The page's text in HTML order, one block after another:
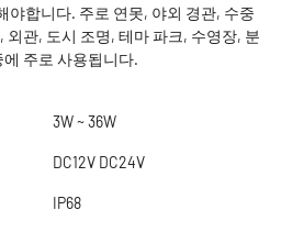
야합니다. 주로 연못, 야외 경관, 수중
관, 도시 조명, 테마 파크, 수영장, 분
주로 사용됩니다.
3W ~ 36W
DC12V DC24V
IP68